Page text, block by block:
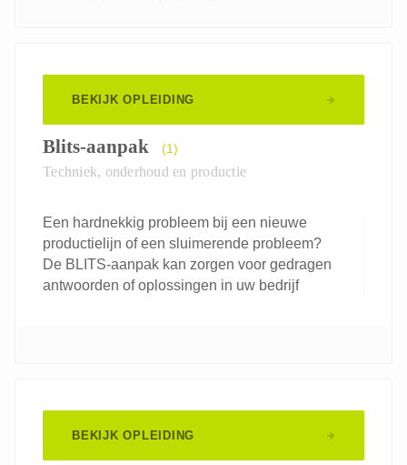
BEKIJK OPLEIDING
Blits-aanpak (1)
Techniek, onderhoud en productie
Een hardnekkig probleem bij een nieuwe
productielijn of een sluimerende probleem?
De BLITS-aanpak kan zorgen voor gedragen
antwoorden of oplossingen in uw bedrijf
BEKIJK OPLEIDING